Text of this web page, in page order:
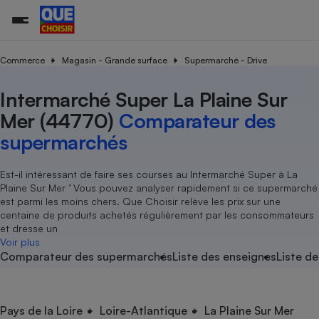
Commerce Magasin - Grande surface Supermarché - Drive
Intermarché Super La Plaine Sur
Mer (44770) Comparateur des
supermarchés
Est-il intéressant de faire ses courses au Intermarché Super à La
Plaine Sur Mer ’ Vous pouvez analyser rapidement si ce supermarché
est parmi les moins chers. Que Choisir relève les prix sur une
centaine de produits achetés régulièrement par les consommateurs
et dresse un
Voir plus
Comparateur des supermarchésListe des enseignesListe
Pays de la Loire Loire-Atlantique La Plaine Sur Mer
Additifs
Agriculture
Produit alimentaire
Achat - Vente - Location
Carburant
Magasin - Grande surface
Marketing - Fidélisation
Organismes de défense
Système judiciairegratuit
Air
Eau
Achat - Vente - Travaux
Location
Sport
Vacances - Tourisme
électrique
Démarche administrative
Senior
Service marchand
Train
Transport aérien
Toutes les actualités
Enquêtes
Guides d'achat
Conseils
Brèves
Tous les services
Soumettre un litige
Lettres types
Rencontrer une association locale
Tous nos combats
Nos actions
Nos grandes victoires
Les billets de la présidente
Nos associations locales
Nous rejoindre
En savoir plus sur Que Choisir Ensemble
?
L’association
Nos missions
Notre méthodologie
Notre financement
Nos partenaires
Nous rejoindre